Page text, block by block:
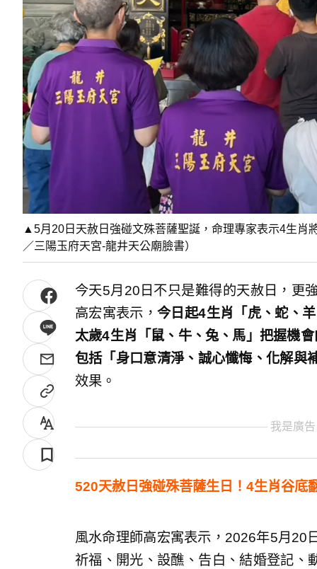
▲5月20日天赦日強碰文殊菩薩聖誕，命理專家表示4生肖
／三陽玉府天宮-龍井天公廟臉書）
今天5月20日不只是難得的天赦日，更
高宏寓表示，今日起4生肖「虎、蛇、
太歲4生肖「鼠、牛、兔、馬」把握機
包括「身口意清淨、誠心懺悔、化解與
效果。
我是廣
520天赦日強碰殊菩薩生日！4生肖谷底
風水命理師高宏寓表示，2026年5月20
祈福、開光、設醮、告白、結婚登記、